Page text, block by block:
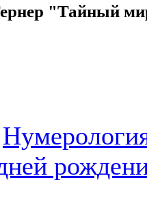
"Тайный